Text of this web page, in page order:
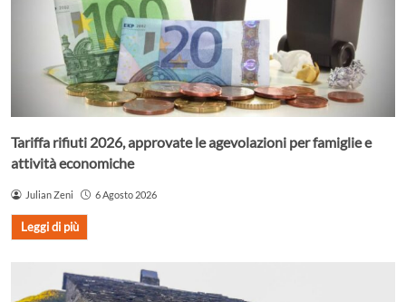
Tariffa rifiuti 2026, approvate le agevolazioni per famiglie e
attività economiche
Julian Zeni 6 Agosto 2026
Leggi di più